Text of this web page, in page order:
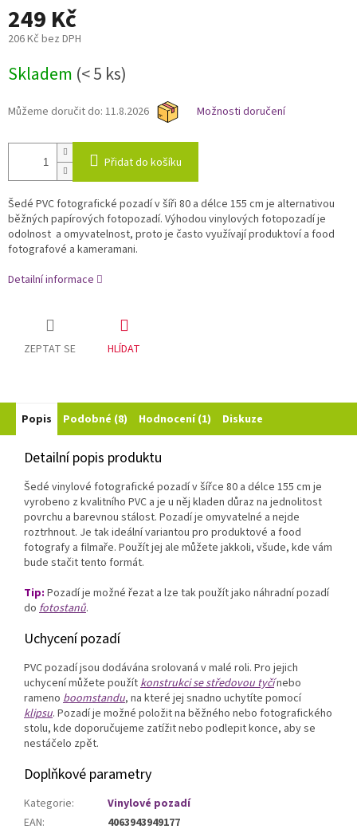
249 Kč
206 Kč bez DPH
cena:
Skladem (< 5 ks)
Můžeme doručit do: 11.8.2026 Možnosti doručení
Přidat do košíku
Šedé PVC fotografické pozadí v šíři 80 a délce 155 cm je alternativou
běžných papírových fotopozadí. Výhodou vinylových fotopozadí je
odolnost a omyvatelnost, proto je často využívají produktoví a food
fotografové a kameramani.
Detailní informace
ZEPTAT SE HLÍDAT
Popis Podobné (8) Hodnocení (1) Diskuze
Detailní popis produktu
Šedé vinylové fotografické pozadí v šířce 80 a délce 155 cm je
vyrobeno z kvalitního PVC a je u něj kladen důraz na jednolitost
povrchu a barevnou stálost. Pozadí je omyvatelné a nejde
roztrhnout. Je tak ideální variantou pro produktové a food
fotografy a filmaře. Použít jej ale můžete jakkoli, všude, kde vám
bude stačit tento formát.
Tip: Pozadí je možné řezat a lze tak použít jako náhradní pozadí
do fotostanů.
Uchycení pozadí
PVC pozadí jsou dodávána srolovaná v malé roli. Pro jejich
uchycení můžete použítkonstrukci se středovou tyčínebo
rameno boomstandu, na které jej snadno uchytíte pomocí
klipsu. Pozadí je možné položit na běžného nebo fotografického
stolu, kde doporučujeme zatížit nebo podlepit konce, aby se
nestáčelo zpět.
Doplňkové parametry
Kategorie:
Vinylové pozadí
EAN:
4063943949177